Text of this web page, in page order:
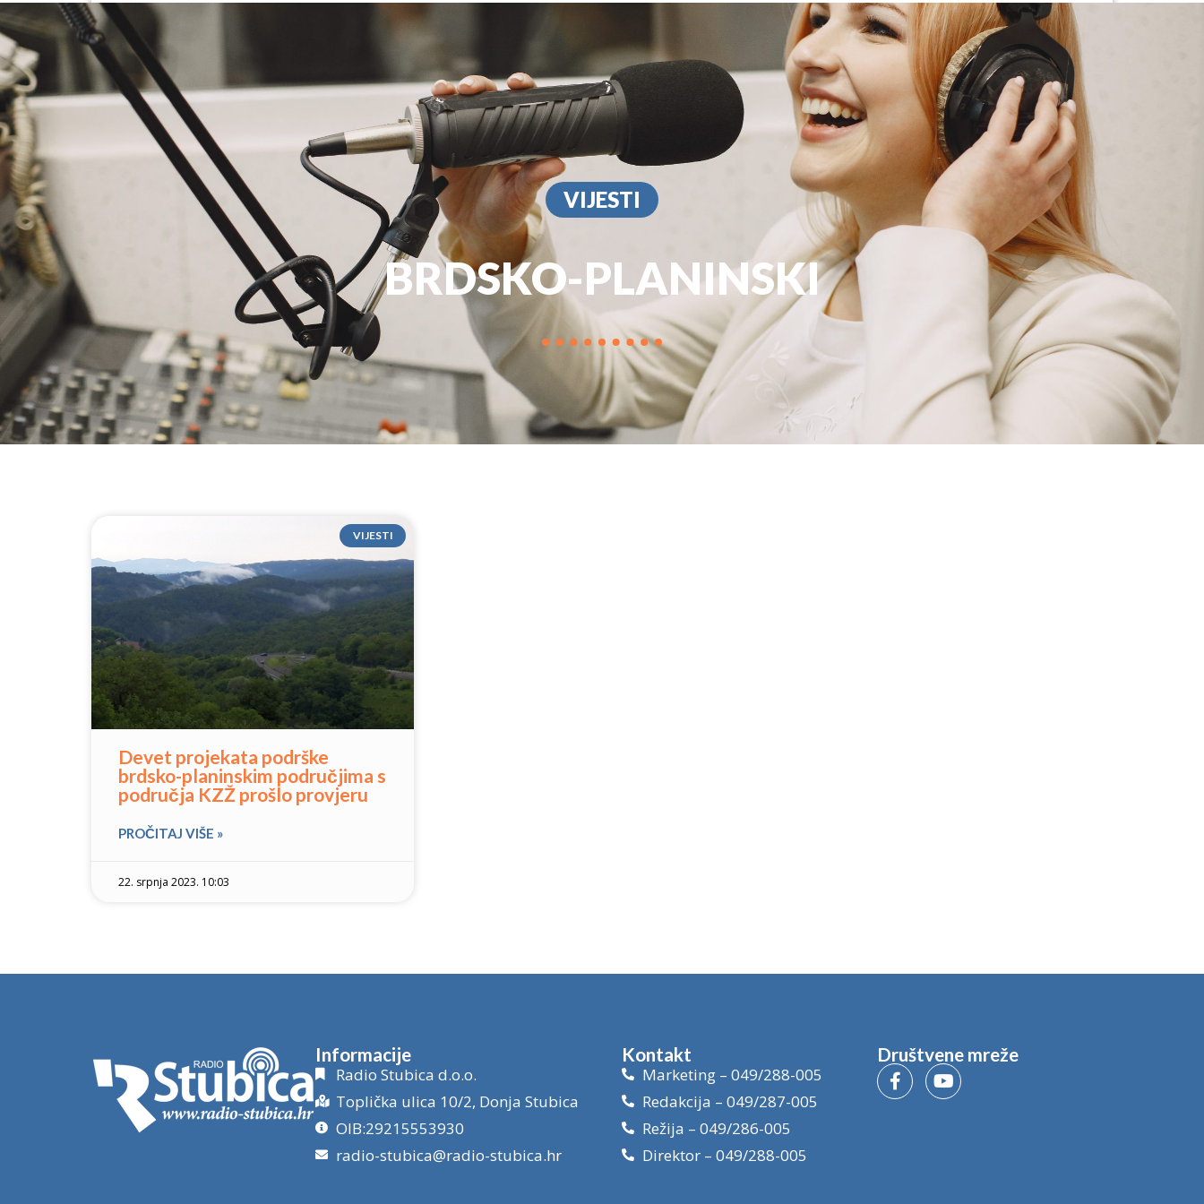
PROGRAM MARKETING KONTAKT DOKUMENTI
VIJESTI
BRDSKO-PLANINSKI
VIJESTI
Devet projekata podrške
brdsko-planinskim područjima s
područja KZŽ prošlo provjeru
PROČITAJ VIŠE »
22. srpnja 2023. 10:03
Informacije
Radio Stubica d.o.o.
Toplička ulica 10/2, Donja Stubica
OIB:29215553930
radio-stubica@radio-stubica.hr
Kontakt
Marketing – 049/288-005
Redakcija – 049/287-005
Režija – 049/286-005
Direktor – 049/288-005
Društvene mreže